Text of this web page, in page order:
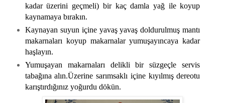
kadar üzerini geçmeli) bir kaç damla yağ ile koyup
kaynamaya bırakın.
Kaynayan suyun içine yavaş yavaş doldurulmuş mantı
makarnaları koyup makarnalar yumuşayıncaya kadar
haşlayın.
Yumuşayan makarnaları delikli bir süzgeçle servis
tabağına alın.Üzerine sarımsaklı içine kıyılmış dereotu
karıştırdığınız yoğurdu dökün.